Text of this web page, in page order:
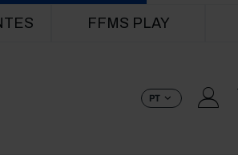
FFMS PLAY
PT